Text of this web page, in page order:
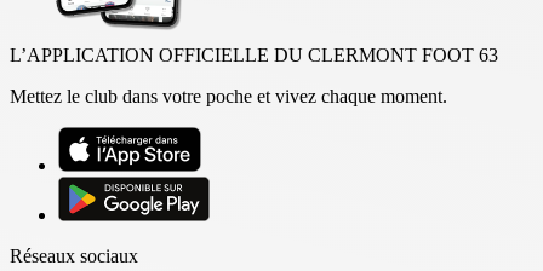
L’APPLICATION OFFICIELLE DU CLERMONT FOOT 63
Mettez le club dans votre poche et vivez chaque moment.
Réseaux sociaux